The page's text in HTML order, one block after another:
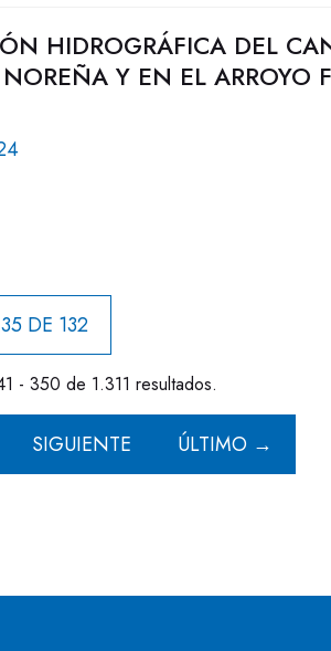
HIDROGRÁFICA DEL
Y EN EL ARROYO
DE 132
- 350 de 1.311 resultados.
SIGUIENTE ÚLTIMO →